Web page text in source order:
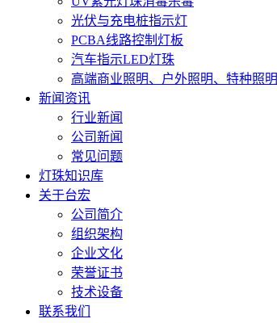
光伏与充电桩指示灯
PCBA线路控制灯板
汽车指示LED灯珠
高端商业照明、户外照明、特种照明
新闻资讯
行业新闻
公司新闻
常见问题
灯珠知识库
关于台宏
公司简介
组织架构
企业文化
荣誉证书
技术设备
联系我们